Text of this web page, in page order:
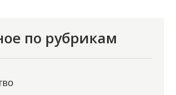
по рубрикам